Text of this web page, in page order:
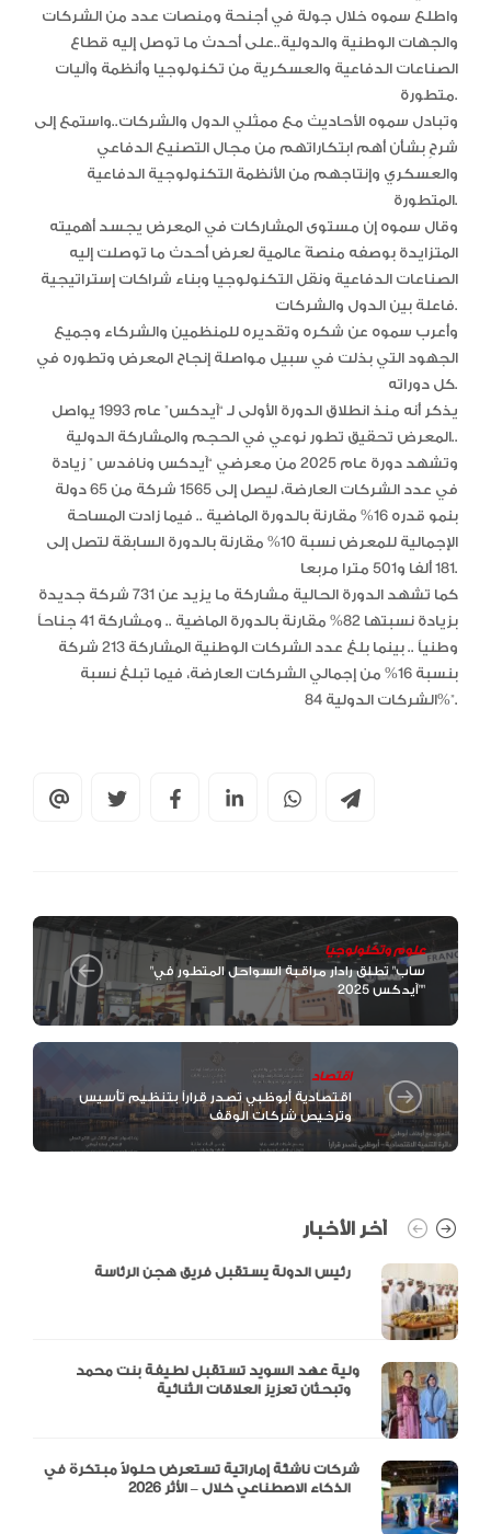
واطلع سموه خلال جولة في أجنحة ومنصات عدد من الشركات
والجهات الوطنية والدولية..على أحدث ما توصل إليه قطاع
الصناعات الدفاعية والعسكرية من تكنولوجيا وأنظمة وآليات
متطورة.
وتبادل سموه الأحاديث مع ممثلي الدول والشركات..واستمع إلى
شرحٍ بشأن أهم ابتكاراتهم من مجال التصنيع الدفاعي
والعسكري وإنتاجهم من الأنظمة التكنولوجية الدفاعية
المتطورة.
وقال سموه إن مستوى المشاركات في المعرض يجسد أهميته
المتزايدة بوصفه منصةً عالمية لعرض أحدث ما توصلت إليه
الصناعات الدفاعية ونقل التكنولوجيا وبناء شراكات إستراتيجية
فاعلة بين الدول والشركات.
وأعرب سموه عن شكره وتقديره للمنظمين والشركاء وجميع
الجهود التي بذلت في سبيل مواصلة إنجاح المعرض وتطوره في
كل دوراته.
يذكر أنه منذ انطلاق الدورة الأولى لـ “آيدكس” عام 1993 يواصل
المعرض تحقيق تطور نوعي في الحجم والمشاركة الدولية..
وتشهد دورة عام 2025 من معرضي “آيدكس ونافدس ” زيادة
في عدد الشركات العارضة، ليصل إلى 1565 شركة من 65 دولة
بنمو قدره 16% مقارنة بالدورة الماضية .. فيما زادت المساحة
الإجمالية للمعرض نسبة 10% مقارنة بالدورة السابقة لتصل إلى
181 ألفا و501 مترا مربعا.
كما تشهد الدورة الحالية مشاركة ما يزيد عن 731 شركة جديدة
بزيادة نسبتها 82% مقارنة بالدورة الماضية .. ومشاركة 41 جناحاً
وطنياً .. بينما بلغ عدد الشركات الوطنية المشاركة 213 شركة
بنسبة 16% من إجمالي الشركات العارضة، فيما تبلغ نسبة
الشركات الدولية 84%”.
علوم وتكنولوجيا
"ساب" تطلق رادار مراقبة السواحل المتطور في
"آيدكس 2025"
اقتصاد
اقتصادية أبوظبي تصدر قراراً بتنظيم تأسيس
وترخيص شركات الوقف
آخر الأخبار
ولية عهد السويد تستقبل لطيفة بنت محمد
شركات ناشئة إماراتية تستعرض حلولاً مبتكرة في